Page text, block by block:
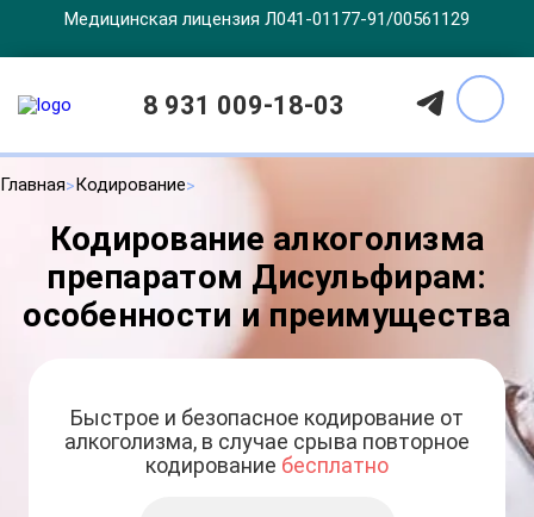
Медицинская лицензия Л041-01177-91/00561129
8 931 009-18-03
Главная Кодирование
Кодирование алкоголизма
препаратом Дисульфирам:
особенности и преимущества
Быстрое и безопасное кодирование от
алкоголизма, в случае срыва повторное
кодирование бесплатно